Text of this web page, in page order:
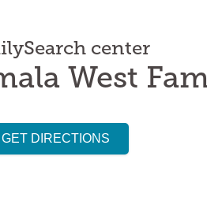
center
West
GET DIRECTIONS